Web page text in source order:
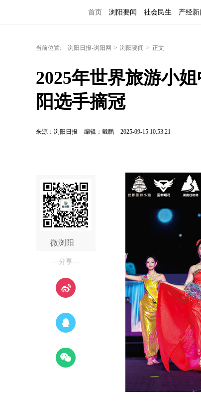
首页 浏阳要闻 社会民生 产经新
当前位置: 浏阳日报-浏阳网 > 浏阳要闻 > 正文
2025年世界旅游小
阳选手摘冠
来源：浏阳日报 编辑：戴鹏 2025-09-15 10:53:21
微浏阳
—分享—